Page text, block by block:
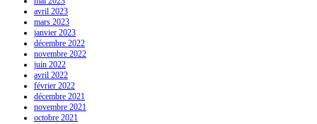
avril 2023
mars 2023
janvier 2023
décembre 2022
novembre 2022
juin 2022
avril 2022
février 2022
décembre 2021
novembre 2021
octobre 2021